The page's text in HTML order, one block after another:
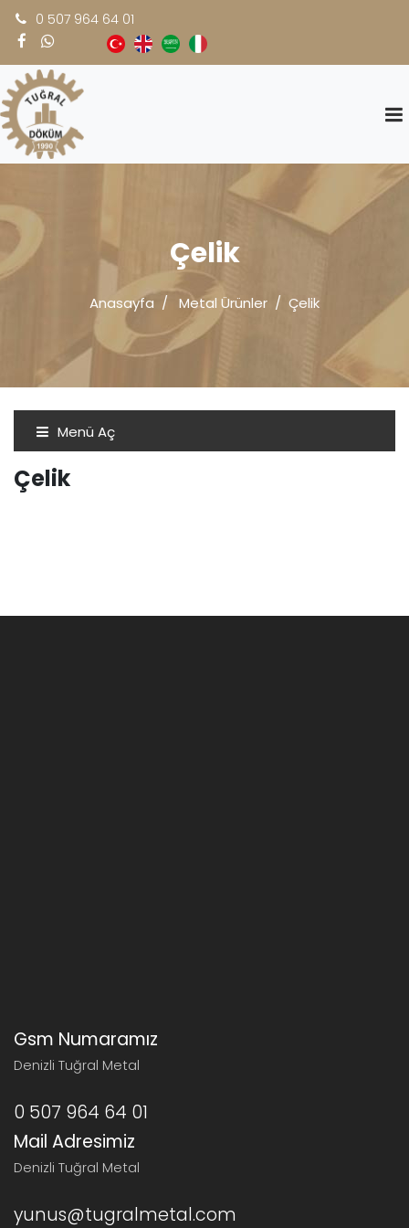
0 507 964 64 01
Çelik
Anasayfa Metal Ürünler Çelik
Menü Aç
Çelik
Gsm Numaramız
Denizli Tuğral Metal
0 507 964 64 01
Mail Adresimiz
Denizli Tuğral Metal
yunus@tugralmetal.com